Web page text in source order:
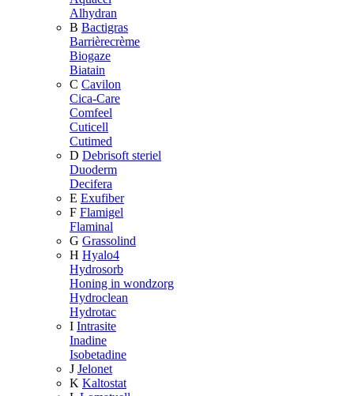
Alhydran
B Bactigras
Barrièrecrème
Biogaze
Biatain
C Cavilon
Cica-Care
Comfeel
Cuticell
Cutimed
D Debrisoft steriel
Duoderm
Decifera
E Exufiber
F Flamigel
Flaminal
G Grassolind
H Hyalo4
Hydrosorb
Honing in wondzorg
Hydroclean
Hydrotac
I Intrasite
Inadine
Isobetadine
J Jelonet
K Kaltostat